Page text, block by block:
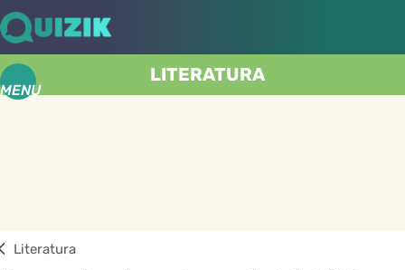
MENU
LITERATURA
Literatura